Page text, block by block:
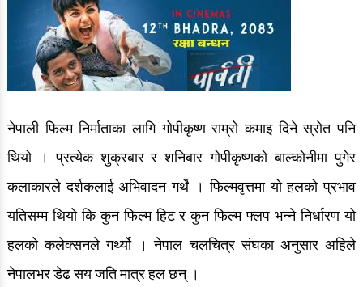
नेपाली फिल्म निर्माताका लागि गोपीकृष्ण राम्रो कमाइ दिने स्रोत पनि
थियो । प्रत्येक शुक्रबार र शनिबार गोपीकृष्णको बाल्कोनीमा पुगेर
कलाकारले दर्शकलाई अभिवादन गर्थे । फिल्मवृत्तमा यो हलको प्रभाव
यतिसम्म थियो कि कुन फिल्म हिट र कुन फिल्म फ्लप भन्ने निर्धारण यो
हलको कलेक्सनले गर्थ्यो । नेपाल चलचित्र संघका अनुसार अहिले
नेपालभर डेढ सय जति मात्र हल छन् ।